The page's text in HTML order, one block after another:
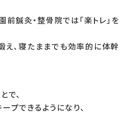
前鍼灸・整骨院では「楽トレ」を
、寝たままでも効率的に体幹
で、
プできるようになり、